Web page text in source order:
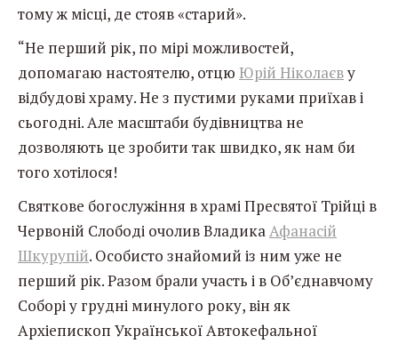
тому ж місці, де стояв «старий».
“Не перший рік, по мірі можливостей,
допомагаю настоятелю, отцю Юрій Ніколаєву
відбудові храму. Не з пустими руками приїхав і
сьогодні. Але масштаби будівництва не
дозволяють це зробити так швидко, як нам би
того хотілося!
Святкове богослужіння в храмі Пресвятої Трійці в
Червоній Слободі очолив ВладикаАфанасій
Шкурупій. Особисто знайомий із ним уже не
перший рік. Разом брали участь і в Об’єднавчому
Соборі у грудні минулого року, він як
Архіепископ Української Автокефальної